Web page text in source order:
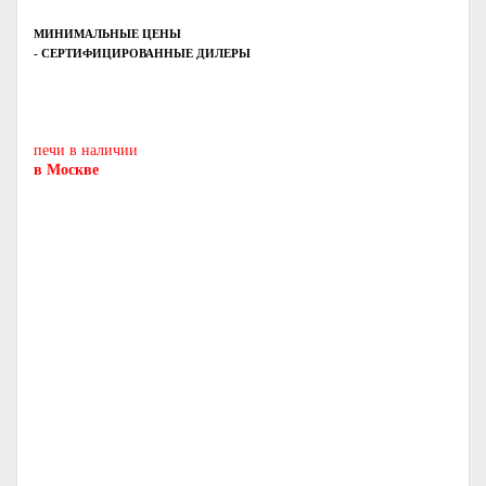
МИНИМАЛЬНЫЕ ЦЕНЫ
- СЕРТИФИЦИРОВАННЫЕ ДИЛЕРЫ
печи в наличии
в Москве